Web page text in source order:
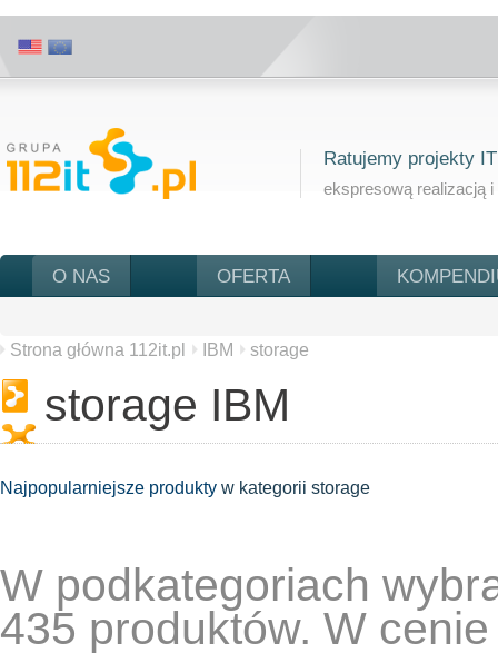
Ratujemy projekty IT
ekspresową realizacją i
O NAS OFERTA
Strona główna 112it.pl IBM storage
storage IBM
Najpopularniejsze produkty w kategorii storage
W podkategoriach
435 produktów. W